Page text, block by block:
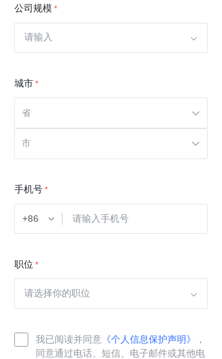
公司规模
请输入
城市
省
市
手机号
职位
请选择你的职位
我已阅读并同意 《个人信息保护声明》
，
同意通过电话、短信、电子邮件或其他电